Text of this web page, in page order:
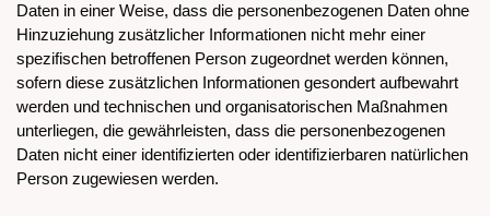
Daten in einer Weise, dass die personenbezogenen Daten ohne
Hinzuziehung zusätzlicher Informationen nicht mehr einer
spezifischen betroffenen Person zugeordnet werden können,
sofern diese zusätzlichen Informationen gesondert aufbewahrt
werden und technischen und organisatorischen Maßnahmen
unterliegen, die gewährleisten, dass die personenbezogenen
Daten nicht einer identifizierten oder identifizierbaren natürlichen
Person zugewiesen werden.